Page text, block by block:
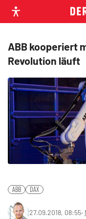
ABB kooperiert
Revolution läuft
ABB DAX
27.09.2018, 08:55‧